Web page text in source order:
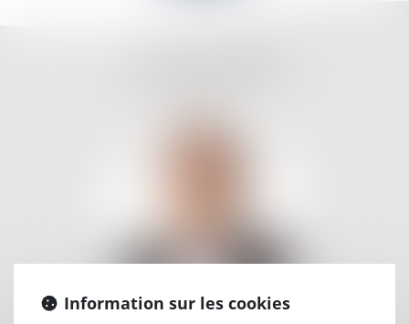
Information sur les cookies